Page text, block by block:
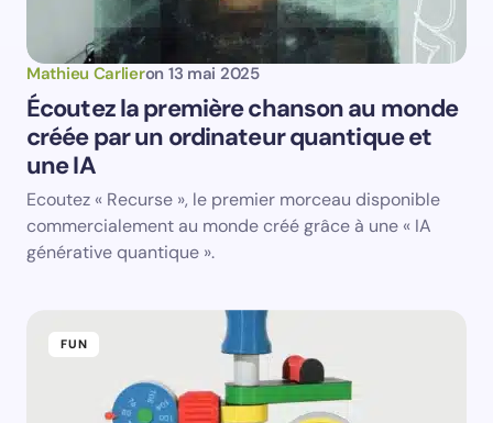
Mathieu Carlieron 13 mai 2025
Écoutez la première chanson au monde
créée par un ordinateur quantique et
une IA
Ecoutez « Recurse », le premier morceau disponible
commercialement au monde créé grâce à une « IA
générative quantique ».
FUN